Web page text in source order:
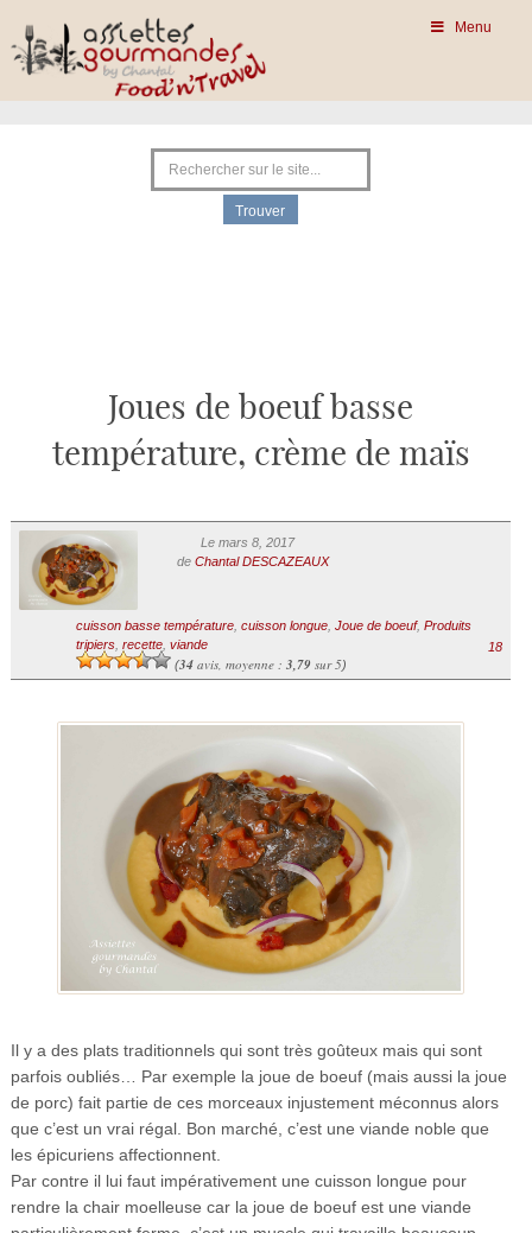
Menu
Joues de boeuf basse
température, crème de maïs
Le mars 8, 2017
de Chantal DESCAZEAUX
cuisson basse température, cuisson longue, Joue de boeuf, Produits
tripiers, recette, viande
(34avis, moyenne : 3,79sur 5)
18
Il y a des plats traditionnels qui sont très goûteux mais qui sont
parfois oubliés… Par exemple la joue de boeuf (mais aussi la joue
de porc) fait partie de ces morceaux injustement méconnus alors
que c’est un vrai régal. Bon marché, c’est une viande noble que
les épicuriens affectionnent.
Par contre il lui faut impérativement une cuisson longue pour
rendre la chair moelleuse car la joue de boeuf est une viande